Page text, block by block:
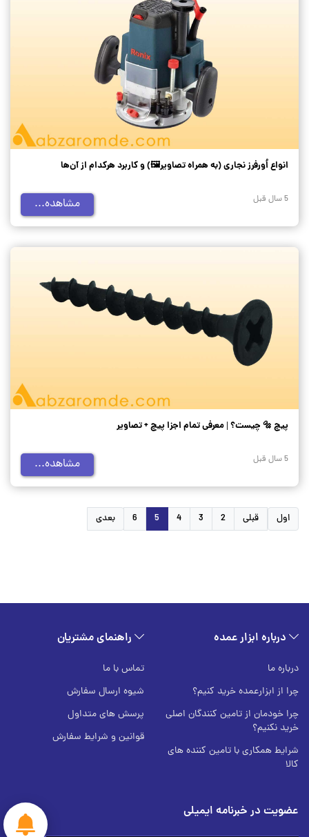
انواع اُورفرز نجاری (به همراه تصاویر🖼️) و کاربرد هرکدام از آن‌ها
5 سال قبل مشاهده...
پیچ 🔩 چیست؟ | معرفی تمام اجزا پیچ + تصاویر
5 سال قبل مشاهده...
اول قبلی 2
3
4
5
6 بعدی
درباره ابزار عمده
درباره ما
چرا از ابزارعمده خرید کنیم؟
چرا خودمان از تامین کنندگان اصلی
خرید نکنیم؟
شرایط همکاری با تامین کننده های
کالا
راهنمای مشتریان
تماس با ما
شیوه ارسال سفارش
پرسش های متداول
قوانین و شرایط سفارش
عضویت در خبرنامه ایمیلی